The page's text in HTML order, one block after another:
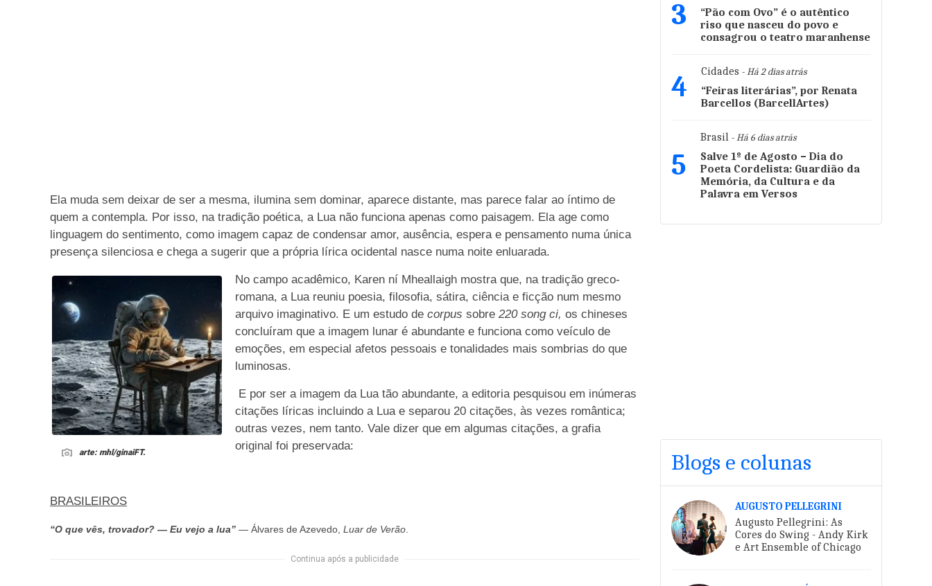
Ela muda sem deixar de ser a mesma, ilumina sem dominar, aparece distante, mas parece falar ao íntimo de
quem a contempla. Por isso, na tradição poética, a Lua não funciona apenas como paisagem. Ela age como
linguagem do sentimento, como imagem capaz de condensar amor, ausência, espera e pensamento numa única
presença silenciosa e chega a sugerir que a própria lírica ocidental nasce numa noite enluarada.
arte: mhl/ginaiFT.
No campo acadêmico, Karen ní Mheallaigh mostra que, na tradição greco-
romana, a Lua reuniu poesia, filosofia, sátira, ciência e ficção num mesmo
arquivo imaginativo. E um estudo de corpus sobre 220 song ci, os chineses
concluíram que a imagem lunar é abundante e funciona como veículo de
emoções, em especial afetos pessoais e tonalidades mais sombrias do que
luminosas.
E por ser a imagem da Lua tão abundante, a editoria pesquisou em inúmeras
citações líricas incluindo a Lua e separou 20 citações, às vezes romântica;
outras vezes, nem tanto. Vale dizer que em algumas citações, a grafia
original foi preservada:
BRASILEIROS
“O que vês, trovador? — Eu vejo a lua” — Álvares de Azevedo, Luar de Verão
Continua após a publicidade
3
“Pão com Ovo” é o autêntico
riso que nasceu do povo e
consagrou o teatro maranhense
4 Cidades - Há 2 dias atrás
“Feiras literárias”, por Renata
Barcellos (BarcellArtes)
5
Brasil - Há 6 dias atrás
Salve 1º de Agosto – Dia do
Poeta Cordelista: Guardião da
Memória, da Cultura e da
Palavra em Versos
Blogs e colunas
AUGUSTO PELLEGRINI
Augusto Pellegrini: As
Cores do Swing - Andy Kirk
e Art Ensemble of Chicago